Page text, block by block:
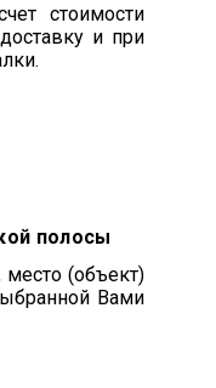
стоимости
и при
полосы
(объект)
Вами